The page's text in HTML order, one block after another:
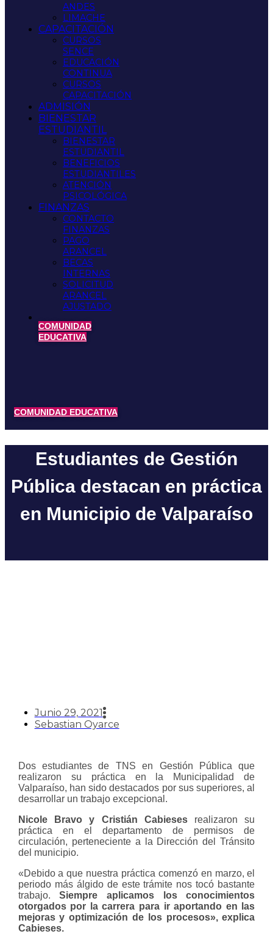
ANDES
LIMACHE
CAPACITACIÓN
CURSOS
SENCE
EDUCACIÓN
CONTINUA
CURSOS
CAPACITACIÓN
ADMISIÓN
BIENESTAR
ESTUDIANTIL
BIENESTAR
ESTUDIANTIL
BENEFICIOS
ESTUDIANTILES
ATENCIÓN
PSICOLÓGICA
FINANZAS
CONTACTO
FINANZAS
PAGO
ARANCEL
BECAS
INTERNAS
SOLICITUD
ARANCEL
AJUSTADO
COMUNIDAD
EDUCATIVA
COMUNIDAD EDUCATIVA
Estudiantes de Gestión
Pública destacan en práctica
en Municipio de Valparaíso
Junio 29, 2021
Sebastian Oyarce
Dos estudiantes de TNS en Gestión Pública que
realizaron su práctica en la Municipalidad de
Valparaíso, han sido destacados por sus superiores, al
desarrollar un trabajo excepcional.
Nicole Bravo y Cristián Cabiesesrealizaron su
práctica en el departamento de permisos de
circulación, perteneciente a la Dirección del Tránsito
del municipio.
«Debido a que nuestra práctica comenzó en marzo, el
periodo más álgido de este trámite nos tocó bastante
trabajo.Siempre aplicamos los conocimientos
otorgados por la carrera para ir aportando en las
mejoras y optimización de los procesos», explica
Cabieses.